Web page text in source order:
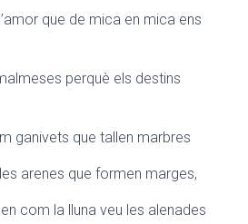
que de mica en mica ens
perquè els destins
ganivets que tallen marbres
arenes que formen marges,
com la lluna veu les alenades